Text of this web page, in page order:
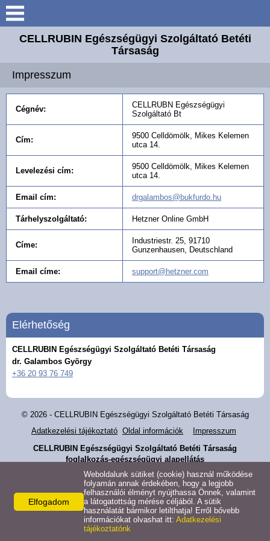
Keresés
Időpontfoglalás
FONTOS! OLVASSA EL!
CELLRUBIN Egészségügyi Szolgáltató Betéti
Társaság
Impresszum
Cégnév:
CELLRUBN Egészségügyi
Szolgáltató Bt
Cím:
9500 Celldömölk, Mikes Kelemen
utca 14.
Levelezési cím:
9500 Celldömölk, Mikes Kelemen
utca 14.
Email cím: drgalambos@bukfurdo.hu
Tárhelyszolgáltató: Hetzner Online GmbH
Címe:
Industriestr. 25, 91710
Gunzenhausen, Deutschland
Email címe: support@hetzner.com
Elérhetőség
CELLRUBIN Egészségügyi Szolgáltató Betéti Társaság
dr. Galambos György
+36 20 93 76 749
© 2026 - CELLRUBIN Egészségügyi Szolgáltató Betéti Társaság
Adatkezelési tájékoztató Oldal információk
Impresszum
CELLRUBIN Egészségügyi Szolgáltató Betéti Társaság
foglalkozás-egészségügyi alapellátás
Elfogadom
Weboldalunk sütiket (cookie) használ működése
folyamán annak érdekében, hogy a legjobb
felhasználói élményt nyújthassa Önnek, valamint
a látogatottság mérése céljából. A sütik
használatát bármikor letilthatja! Erről bővebb
információkat olvashat itt: Adatkezelési
tájékoztatónk